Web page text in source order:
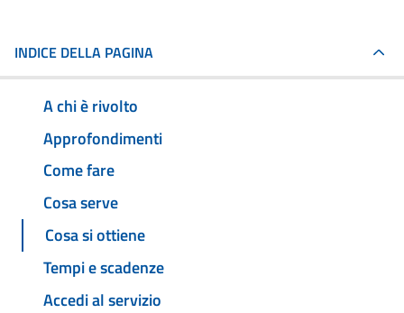
INDICE DELLA PAGINA
A chi è rivolto
Approfondimenti
Come fare
Cosa serve
Cosa si ottiene
Tempi e scadenze
Accedi al servizio